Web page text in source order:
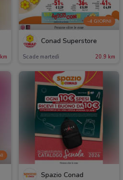
-4 GIORNI
Conad Superstore
Scade martedì 20.9 km
Spazio Conad